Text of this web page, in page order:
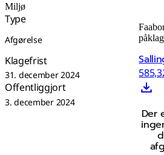
Miljø
Type
Afgørelse
Klagefrist
31. december 2024
Offentliggjort
3. december 2024
Der